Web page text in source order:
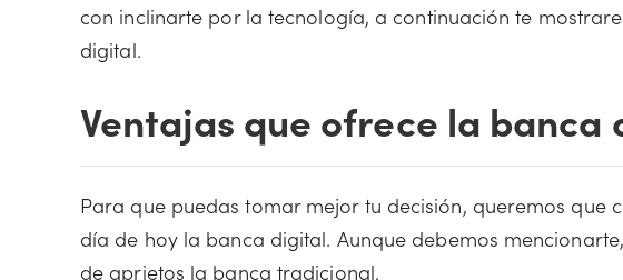
con inclinarte por la tecnología, a continuación te
digital.
Ventajas que ofrece la banca
Para que puedas tomar mejor tu decisión, queremos que
día de hoy la banca digital. Aunque debemos
de aprietos la banca tradicional.